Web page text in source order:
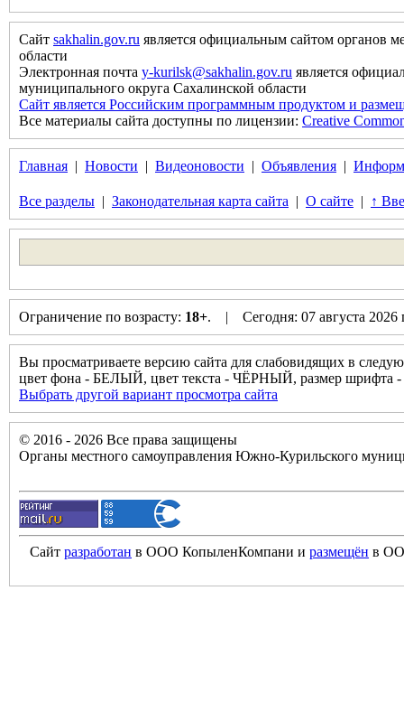
Сайт sakhalin.gov.ru является официальным сайтом органов
области
Электронная почта y-kurilsk@sakhalin.gov.ru является
муниципального округа Сахалинской области
Сайт является Российским программным продуктом и
Все материалы сайта доступны по лицензии: Creative
Главная | Новости | Видеоновости | Объявления |
Все разделы | Законодательная карта сайта | О сайте | ↑
Ограничение по возрасту: 18+. | Сегодня: 07 августа
Вы просматриваете версию сайта для слабовидящих в
цвет фона - БЕЛЫЙ, цвет текста - ЧЁРНЫЙ, размер
Выбрать другой вариант просмотра сайта
© 2016 - 2026 Все права защищены
Органы местного самоуправления Южно-Курильского
Сайт разработан в ООО КопыленКомпани и размещён в